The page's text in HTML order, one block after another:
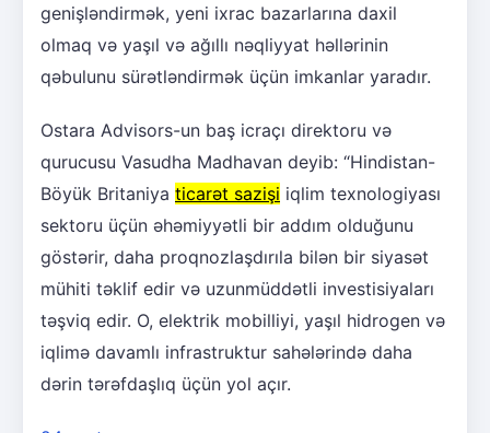
genişləndirmək, yeni ixrac bazarlarına daxil
olmaq və yaşıl və ağıllı nəqliyyat həllərinin
qəbulunu sürətləndirmək üçün imkanlar yaradır.
Ostara Advisors-un baş icraçı direktoru və
qurucusu Vasudha Madhavan deyib: “Hindistan-
Böyük Britaniya ticarət sazişi iqlim texnologiyası
sektoru üçün əhəmiyyətli bir addım olduğunu
göstərir, daha proqnozlaşdırıla bilən bir siyasət
mühiti təklif edir və uzunmüddətli investisiyaları
təşviq edir. O, elektrik mobilliyi, yaşıl hidrogen və
iqlimə davamlı infrastruktur sahələrində daha
dərin tərəfdaşlıq üçün yol açır.